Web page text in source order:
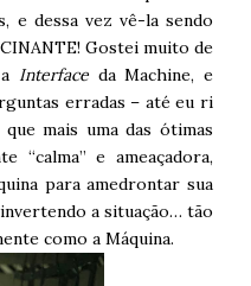
e dessa vez vê-la sendo
Gostei muito de
Interface da Machine, e
erradas – até eu ri
mais uma das ótimas
“calma” e ameaçadora,
para amedrontar sua
a situação… tão
como a Máquina.